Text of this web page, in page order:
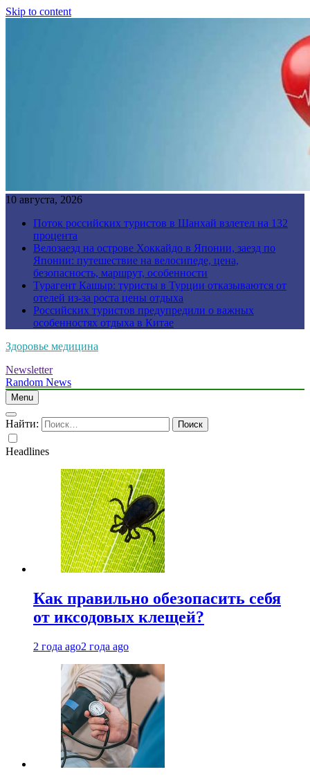
Skip to content
10 августа, 2026
Поток российских туристов в Шанхай взлетел на 132
процента
Велозаезд на острове Хоккайдо в Японии, заезд по
Японии: путешествие на велосипеде, цена,
безопасность, маршрут, особенности
Турагент Кашыр: туристы в Турции отказываются от
отелей из-за роста цены отдыха
Российских туристов предупредили о важных
особенностях отдыха в Китае
Здоровье медицина
Newsletter
Random News
Menu
Найти:
Headlines
Как правильно обезопасить себя
от иксодовых клещей?
2 года ago2 года ago